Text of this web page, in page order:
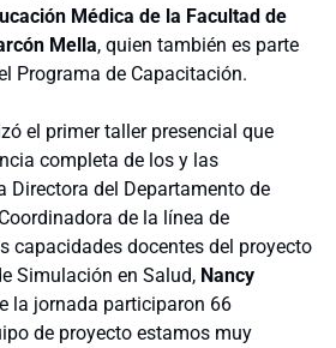
Médica de la Facultad de
Mella, quien también es parte
Programa de Capacitación.
el primer taller presencial que
completa de los y las
Directora del Departamento de
de la línea de
capacidades docentes del proyecto
Simulación en Salud, Nancy
la jornada participaron 66
de proyecto estamos muy